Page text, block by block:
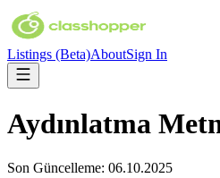
Listings (Beta)AboutSign In
Aydınlatma
Son Güncelleme: 06.10.2025